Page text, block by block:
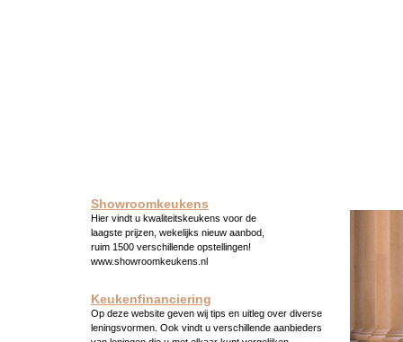
Showroomkeukens
Hier vindt u kwaliteitskeukens voor de
laagste prijzen, wekelijks nieuw aanbod,
ruim 1500 verschillende opstellingen!
www.showroomkeukens.nl
Keukenfinanciering
Op deze website geven wij tips en uitleg over diverse
leningsvormen. Ook vindt u verschillende aanbieders